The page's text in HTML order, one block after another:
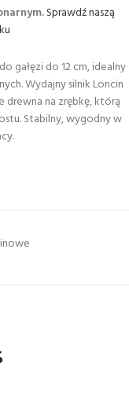
Sprawdź naszą
gałęzi do 12 cm, idealny
Wydajny silnik Loncin
drewna na zrębkę, którą
Stabilny, wygodny w